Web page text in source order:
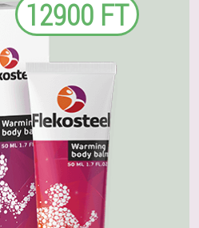
12900 FT